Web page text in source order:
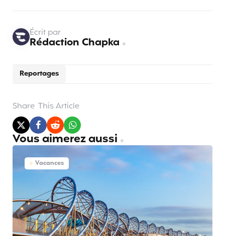
Reportages
Écrit par
Rédaction Chapka
Share This Article
Vous aimerez aussi
Vacances